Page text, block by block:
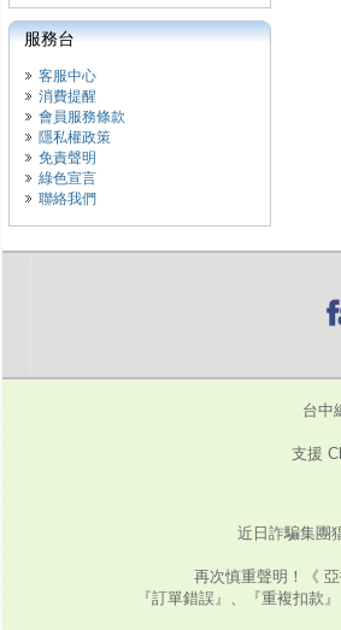
服務台
客服中心
消費提醒
會員服務條款
隱私權政策
免責聲明
綠色宣言
聯絡我們
台中
支援
近日詐騙集團
再次慎重聲明！《
『訂單錯誤』、『重複扣款